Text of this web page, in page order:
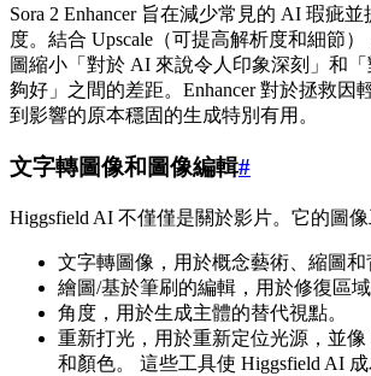
Sora 2 Enhancer 旨在減少常見的 AI 瑕疵
度。結合 Upscale（可提高解析度和細節
圖縮小「對於 AI 來說令人印象深刻」和
夠好」之間的差距。Enhancer 對於拯救因
到影響的原本穩固的生成特別有用。
文字轉圖像和圖像編輯#
Higgsfield AI 不僅僅是關於影片。它的圖像
文字轉圖像，用於概念藝術、縮圖和
繪圖/基於筆刷的編輯，用於修復區域
角度，用於生成主體的替代視點。
重新打光，用於重新定位光源，並
和顏色。 這些工具使 Higgsfield AI